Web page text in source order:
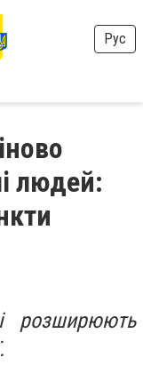
Рус
людей:
розширюють